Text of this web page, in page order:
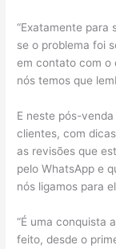
“Exatamente para
se o problema foi
em contato com o
nós temos que
E neste pós-
clientes, com
as revisões que
pelo WhatsApp e
nós ligamos para
“É uma conquista
feito, desde o